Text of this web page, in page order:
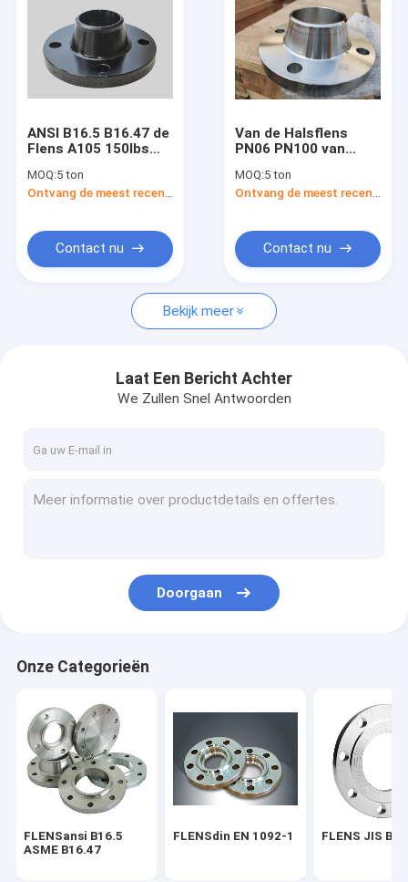
Ongeveer ons
Fabrieksreis
Nieuws
Gevallen
FLENSansi B16.5 ASME B16.47
FLENS JIS B2220
FLENSgost 33259
EN 10253 VAN DE PIJPmontage DIN
HET T-STUK VAN DE STAALpijp
Het Reductiemiddel van de staalpijp
Staalpijp GLB
FROGED-MONTAGE ASME B16.11
ANSI B16.5 B16.47 de
Flens A105 150lbs
BLINDE SWRF LJFF
van de Lassenhals
MOQ:5 ton
Contact nu
Van de Halsflens
PN06 PN100 van
2634 2635 2636
Lassende het
MOQ:5 ton
Contact nu
Bekijk meer
Laat Een Bericht Achter
We Zullen Snel Antwoorden
Doorgaan
Onze Categorieën
FLENSansi B16.5
ASME B16.47
FLENSdin EN 1092-1 FLENS JIS